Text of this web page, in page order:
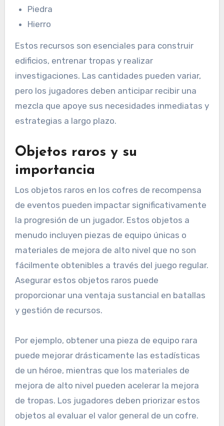
Piedra
Hierro
Estos recursos son esenciales para construir
edificios, entrenar tropas y realizar
investigaciones. Las cantidades pueden variar,
pero los jugadores deben anticipar recibir una
mezcla que apoye sus necesidades inmediatas y
estrategias a largo plazo.
Objetos raros y su
importancia
Los objetos raros en los cofres de recompensa
de eventos pueden impactar significativamente
la progresión de un jugador. Estos objetos a
menudo incluyen piezas de equipo únicas o
materiales de mejora de alto nivel que no son
fácilmente obtenibles a través del juego regular.
Asegurar estos objetos raros puede
proporcionar una ventaja sustancial en batallas
y gestión de recursos.
Por ejemplo, obtener una pieza de equipo rara
puede mejorar drásticamente las estadísticas
de un héroe, mientras que los materiales de
mejora de alto nivel pueden acelerar la mejora
de tropas. Los jugadores deben priorizar estos
objetos al evaluar el valor general de un cofre.